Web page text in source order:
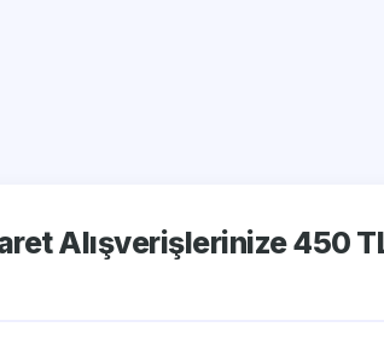
Alışverişlerinize 450